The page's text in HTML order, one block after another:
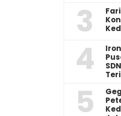
3
4
5